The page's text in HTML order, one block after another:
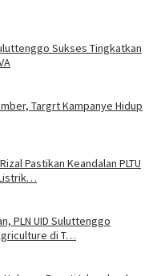
Sukses Tingkatkan
Targrt Kampanye Hidup
Pastikan Keandalan PLTU
PLN UID Suluttenggo
di T…